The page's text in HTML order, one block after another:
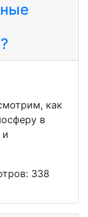
как
в
и
338